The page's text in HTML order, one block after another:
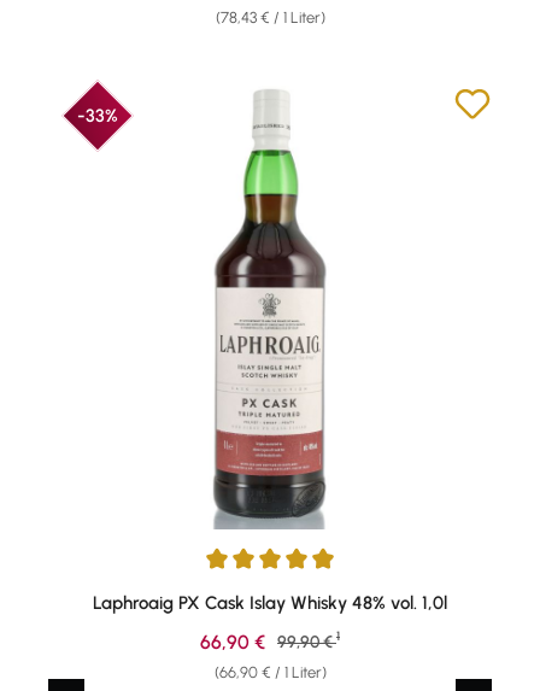
(78,43 € / 1 Liter)
-33%
Durchschnittliche Bewertung von 4.91 von 5 Sternen
Laphroaig PX Cask Islay Whisky 48% vol. 1,0l
(66,90 € / 1 Liter)
Verkaufspreis:
66,90 € Regulärer Preis:
99,90 € 1